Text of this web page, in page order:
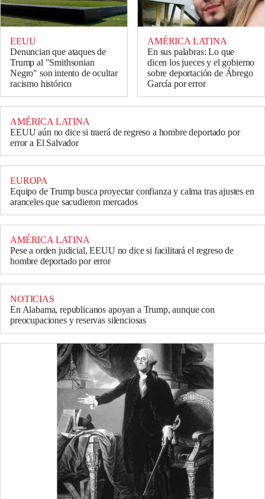
EEUU
Denuncian que ataques de
Trump al "Smithsonian
Negro" son intento de ocultar
racismo histórico
AMÉRICA LATINA
En sus palabras: Lo que
dicen los jueces y el gobierno
sobre deportación de Ábrego
García por error
AMÉRICA LATINA
EEUU aún no dice si traerá de regreso a hombre deportado por
error a El Salvador
EUROPA
Equipo de Trump busca proyectar confianza y calma tras ajustes en
aranceles que sacudieron mercados
AMÉRICA LATINA
Pese a orden judicial, EEUU no dice si facilitará el regreso de
hombre deportado por error
NOTICIAS
En Alabama, republicanos apoyan a Trump, aunque con
preocupaciones y reservas silenciosas